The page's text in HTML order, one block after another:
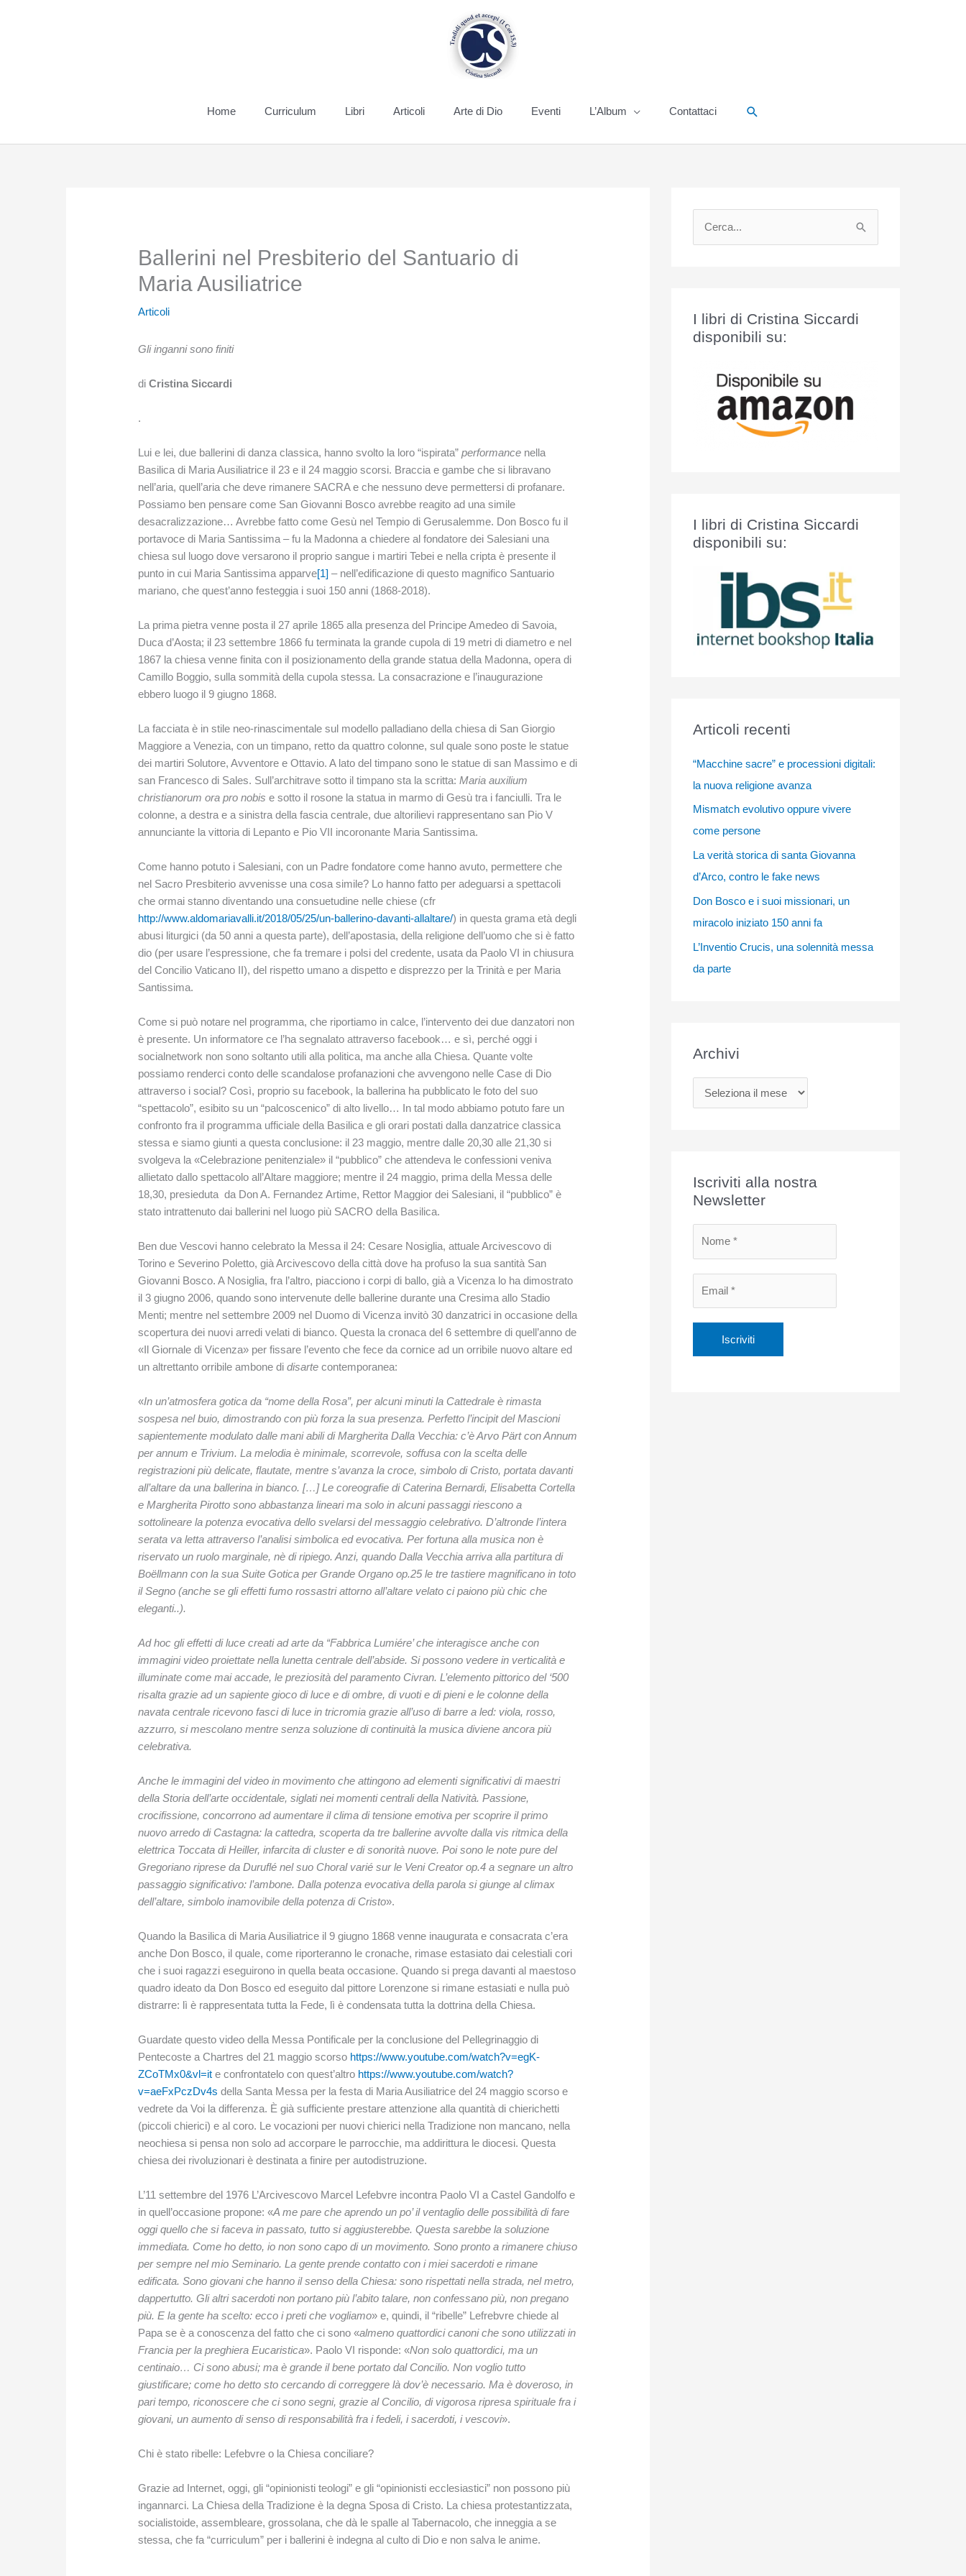
Home Curriculum Libri Articoli Arte di Dio Eventi L’Album Contattaci Cerca
Ballerini nel Presbiterio del Santuario di
Maria Ausiliatrice
Articoli
Gli inganni sono finiti
diCristina Siccardi
.
Lui e lei, due ballerini di danza classica, hanno svolto la loro “ispirata”performance nella
Basilica di Maria Ausiliatrice il 23 e il 24 maggio scorsi. Braccia e gambe che si libravano
nell’aria, quell’aria che deve rimanere SACRA e che nessuno deve permettersi di profanare.
Possiamo ben pensare come San Giovanni Bosco avrebbe reagito ad una simile
desacralizzazione… Avrebbe fatto come Gesù nel Tempio di Gerusalemme. Don Bosco fu il
portavoce di Maria Santissima – fu la Madonna a chiedere al fondatore dei Salesiani una
chiesa sul luogo dove versarono il proprio sangue i martiri Tebei e nella cripta è presente il
punto in cui Maria Santissima apparve[1] – nell’edificazione di questo magnifico Santuario
mariano, che quest’anno festeggia i suoi 150 anni (1868-2018).
La prima pietra venne posta il 27 aprile 1865 alla presenza del Principe Amedeo di Savoia,
Duca d’Aosta; il 23 settembre 1866 fu terminata la grande cupola di 19 metri di diametro e nel
1867 la chiesa venne finita con il posizionamento della grande statua della Madonna, opera di
Camillo Boggio, sulla sommità della cupola stessa. La consacrazione e l’inaugurazione
ebbero luogo il 9 giugno 1868.
La facciata è in stile neo-rinascimentale sul modello palladiano della chiesa di San Giorgio
Maggiore a Venezia, con un timpano, retto da quattro colonne, sul quale sono poste le statue
dei martiri Solutore, Avventore e Ottavio. A lato del timpano sono le statue di san Massimo e di
san Francesco di Sales. Sull’architrave sotto il timpano sta la scritta:Maria auxilium
christianorum ora pro nobis e sotto il rosone la statua in marmo di Gesù tra i fanciulli. Tra le
colonne, a destra e a sinistra della fascia centrale, due altorilievi rappresentano san Pio V
annunciante la vittoria di Lepanto e Pio VII incoronante Maria Santissima.
Come hanno potuto i Salesiani, con un Padre fondatore come hanno avuto, permettere che
nel Sacro Presbiterio avvenisse una cosa simile? Lo hanno fatto per adeguarsi a spettacoli
che ormai stanno diventando una consuetudine nelle chiese (cfr
http://www.aldomariavalli.it/2018/05/25/un-ballerino-davanti-allaltare/) in questa grama età degli
abusi liturgici (da 50 anni a questa parte), dell’apostasia, della religione dell’uomo che si è fatto
dio (per usare l’espressione, che fa tremare i polsi del credente, usata da Paolo VI in chiusura
del Concilio Vaticano II), del rispetto umano a dispetto e disprezzo per la Trinità e per Maria
Santissima.
Come si può notare nel programma, che riportiamo in calce, l’intervento dei due danzatori non
è presente. Un informatore ce l’ha segnalato attraverso facebook… e sì, perché oggi i
socialnetwork non sono soltanto utili alla politica, ma anche alla Chiesa. Quante volte
possiamo renderci conto delle scandalose profanazioni che avvengono nelle Case di Dio
attraverso i social? Così, proprio su facebook, la ballerina ha pubblicato le foto del suo
“spettacolo”, esibito su un “palcoscenico” di alto livello… In tal modo abbiamo potuto fare un
confronto fra il programma ufficiale della Basilica e gli orari postati dalla danzatrice classica
stessa e siamo giunti a questa conclusione: il 23 maggio, mentre dalle 20,30 alle 21,30 si
svolgeva la «Celebrazione penitenziale» il “pubblico” che attendeva le confessioni veniva
allietato dallo spettacolo all’Altare maggiore; mentre il 24 maggio, prima della Messa delle
18,30, presieduta da Don A. Fernandez Artime, Rettor Maggior dei Salesiani, il “pubblico” è
stato intrattenuto dai ballerini nel luogo più SACRO della Basilica.
Ben due Vescovi hanno celebrato la Messa il 24: Cesare Nosiglia, attuale Arcivescovo di
Torino e Severino Poletto, già Arcivescovo della città dove ha profuso la sua santità San
Giovanni Bosco. A Nosiglia, fra l’altro, piacciono i corpi di ballo, già a Vicenza lo ha dimostrato
il 3 giugno 2006, quando sono intervenute delle ballerine durante una Cresima allo Stadio
Menti; mentre nel settembre 2009 nel Duomo di Vicenza invitò 30 danzatrici in occasione della
scopertura dei nuovi arredi velati di bianco. Questa la cronaca del 6 settembre di quell’anno de
«Il Giornale di Vicenza» per fissare l’evento che fece da cornice ad un orribile nuovo altare ed
un altrettanto orribile ambone didisarte contemporanea:
«In un’atmosfera gotica da “nome della Rosa”, per alcuni minuti la Cattedrale è rimasta
sospesa nel buio, dimostrando con più forza la sua presenza. Perfetto l’incipit del Mascioni
sapientemente modulato dalle mani abili di Margherita Dalla Vecchia: c’è Arvo Pärt con Annum
per annum e Trivium. La melodia è minimale, scorrevole, soffusa con la scelta delle
registrazioni più delicate, flautate, mentre s’avanza la croce, simbolo di Cristo, portata davanti
all’altare da una ballerina in bianco. […] Le coreografie di Caterina Bernardi, Elisabetta Cortella
e Margherita Pirotto sono abbastanza lineari ma solo in alcuni passaggi riescono a
sottolineare la potenza evocativa dello svelarsi del messaggio celebrativo. D’altronde l’intera
serata va letta attraverso l’analisi simbolica ed evocativa. Per fortuna alla musica non è
riservato un ruolo marginale, nè di ripiego. Anzi, quando Dalla Vecchia arriva alla partitura di
Boëllmann con la sua Suite Gotica per Grande Organo op.25 le tre tastiere magnificano in toto
il Segno (anche se gli effetti fumo rossastri attorno all’altare velato ci paiono più chic che
eleganti..).
Ad hoc gli effetti di luce creati ad arte da “Fabbrica Lumiére’ che interagisce anche con
immagini video proiettate nella lunetta centrale dell’abside. Si possono vedere in verticalità e
illuminate come mai accade, le preziosità del paramento Civran. L’elemento pittorico del ‘500
risalta grazie ad un sapiente gioco di luce e di ombre, di vuoti e di pieni e le colonne della
navata centrale ricevono fasci di luce in tricromia grazie all’uso di barre a led: viola, rosso,
azzurro, si mescolano mentre senza soluzione di continuità la musica diviene ancora più
celebrativa.
Anche le immagini del video in movimento che attingono ad elementi significativi di maestri
della Storia dell’arte occidentale, siglati nei momenti centrali della Natività. Passione,
crocifissione, concorrono ad aumentare il clima di tensione emotiva per scoprire il primo
nuovo arredo di Castagna: la cattedra, scoperta da tre ballerine avvolte dalla vis ritmica della
elettrica Toccata di Heiller, infarcita di cluster e di sonorità nuove. Poi sono le note pure del
Gregoriano riprese da Duruflé nel suo Choral varié sur le Veni Creator op.4 a segnare un altro
passaggio significativo: l’ambone. Dalla potenza evocativa della parola si giunge al climax
dell’altare, simbolo inamovibile della potenza di Cristo».
Quando la Basilica di Maria Ausiliatrice il 9 giugno 1868 venne inaugurata e consacrata c’era
anche Don Bosco, il quale, come riporteranno le cronache, rimase estasiato dai celestiali cori
che i suoi ragazzi eseguirono in quella beata occasione. Quando si prega davanti al maestoso
quadro ideato da Don Bosco ed eseguito dal pittore Lorenzone si rimane estasiati e nulla può
distrarre: lì è rappresentata tutta la Fede, lì è condensata tutta la dottrina della Chiesa.
Guardate questo video della Messa Pontificale per la conclusione del Pellegrinaggio di
Pentecoste a Chartres del 21 maggio scorso https://www.youtube.com/watch?v=egK-
ZCoTMx0&vl=it e confrontatelo con quest’altro https://www.youtube.com/watch?
v=aeFxPczDv4s della Santa Messa per la festa di Maria Ausiliatrice del 24 maggio scorso e
vedrete da Voi la differenza. È già sufficiente prestare attenzione alla quantità di chierichetti
(piccoli chierici) e al coro. Le vocazioni per nuovi chierici nella Tradizione non mancano, nella
neochiesa si pensa non solo ad accorpare le parrocchie, ma addirittura le diocesi. Questa
chiesa dei rivoluzionari è destinata a finire per autodistruzione.
L’11 settembre del 1976 L’Arcivescovo Marcel Lefebvre incontra Paolo VI a Castel Gandolfo e
in quell’occasione propone: «A me pare che aprendo un po’ il ventaglio delle possibilità di fare
oggi quello che si faceva in passato, tutto si aggiusterebbe. Questa sarebbe la soluzione
immediata. Come ho detto, io non sono capo di un movimento. Sono pronto a rimanere chiuso
per sempre nel mio Seminario. La gente prende contatto con i miei sacerdoti e rimane
edificata. Sono giovani che hanno il senso della Chiesa: sono rispettati nella strada, nel metro,
dappertutto. Gli altri sacerdoti non portano più l’abito talare, non confessano più, non pregano
più. E la gente ha scelto: ecco i preti che vogliamo» e, quindi, il “ribelle” Lefrebvre chiede al
Papa se è a conoscenza del fatto che ci sono «almeno quattordici canoni che sono utilizzati in
Francia per la preghiera Eucaristica». Paolo VI risponde: «Non solo quattordici, ma un
centinaio… Ci sono abusi; ma è grande il bene portato dal Concilio. Non voglio tutto
giustificare; come ho detto sto cercando di correggere là dov’è necessario. Ma è doveroso, in
pari tempo, riconoscere che ci sono segni, grazie al Concilio, di vigorosa ripresa spirituale fra i
giovani, un aumento di senso di responsabilità fra i fedeli, i sacerdoti, i vescovi».
Chi è stato ribelle: Lefebvre o la Chiesa conciliare?
Grazie ad Internet, oggi, gli “opinionisti teologi” e gli “opinionisti ecclesiastici” non possono più
ingannarci. La Chiesa della Tradizione è la degna Sposa di Cristo. La chiesa protestantizzata,
socialistoide, assembleare, grossolana, che dà le spalle al Tabernacolo, che inneggia a se
stessa, che fa “curriculum” per i ballerini è indegna al culto di Dio e non salva le anime.
:I libri di Cristina Siccardi
disponibili su:
I libri di Cristina Siccardi
disponibili su:
Articoli recenti
“Macchine sacre” e processioni digitali:
la nuova religione avanza
Mismatch evolutivo oppure vivere
come persone
La verità storica di santa Giovanna
d’Arco, contro le fake news
Don Bosco e i suoi missionari, un
miracolo iniziato 150 anni fa
L’Inventio Crucis, una solennità messa
da parte
Archivi
r
v
Iscriviti alla nostra
Newsletter